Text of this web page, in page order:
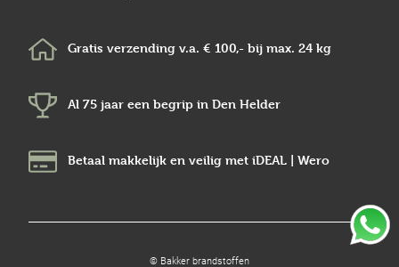
Gratis verzending v.a. € 100,- bij max. 24 kg
Al 75 jaar een begrip in Den Helder
Betaal makkelijk en veilig met iDEAL | Wero
© Bakker brandstoffen